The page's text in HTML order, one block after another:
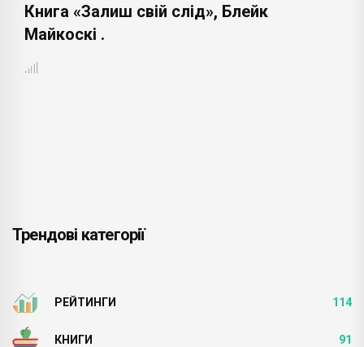
Книга «Атлант розправив плечі», Айн
Ренд .
Трендові категорії
РЕЙТИНГИ 114
КНИГИ 91